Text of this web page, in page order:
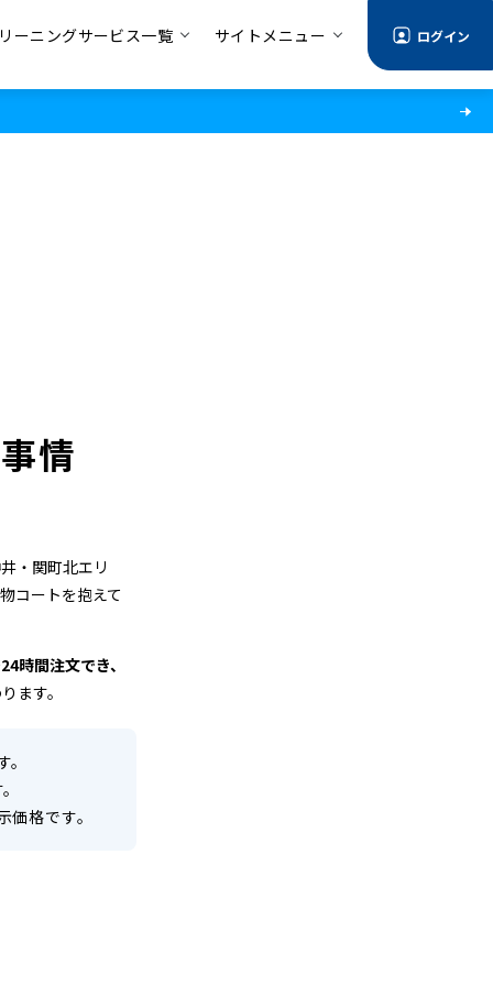
ーニングサービス一覧 サイトメニュー ログイン
情
・関町北エリ
コートを抱えて
時間注文でき、
ます。
価格です。